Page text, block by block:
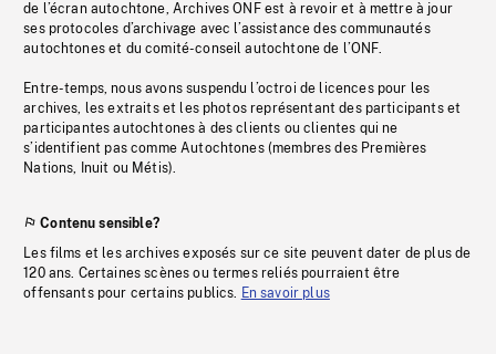
de l’écran autochtone, Archives ONF est à revoir et à mettre à jour
ses protocoles d’archivage avec l’assistance des communautés
autochtones et du comité-conseil autochtone de l’ONF.
Entre-temps, nous avons suspendu l’octroi de licences pour les
archives, les extraits et les photos représentant des participants et
participantes autochtones à des clients ou clientes qui ne
s’identifient pas comme Autochtones (membres des Premières
Nations, Inuit ou Métis).
Contenu sensible?
Les films et les archives exposés sur ce site peuvent dater de plus de
120 ans. Certaines scènes ou termes reliés pourraient être
offensants pour certains publics. En savoir plus